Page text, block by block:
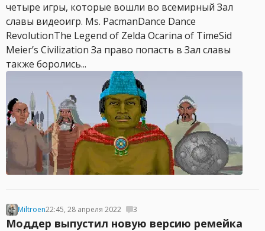
четыре игры, которые вошли во всемирный Зал
славы видеоигр. Ms. PacmanDance Dance
RevolutionThe Legend of Zelda Ocarina of TimeSid
Meier’s Civilization За право попасть в Зал славы
также боролись...
Miltroen22:45, 28 апреля 2022 3
Моддер выпустил новую версию ремейка